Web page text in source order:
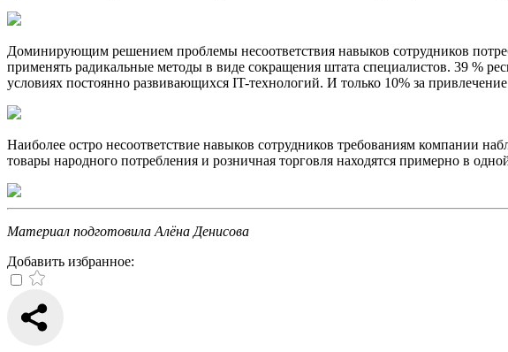
Доминирующим решением проблемы несоответствия навыков сотрудников
применять радикальные методы в виде сокращения штата специалистов. 39 %
условиях постоянно развивающихся IT-технологий. И только 10% за
Наиболее остро несоответствие навыков сотрудников требованиям компании
товары народного потребления и розничная торговля находятся примерно в
Материал подготовила Алёна Денисова
Добавить избранное: